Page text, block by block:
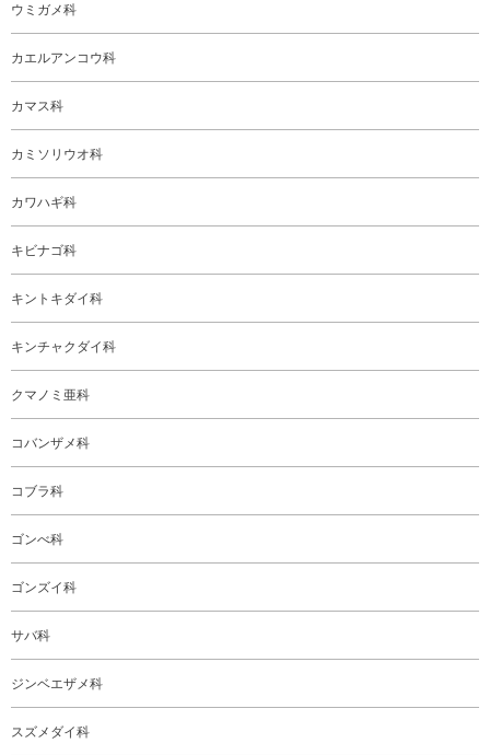
ウミガメ科
カエルアンコウ科
カマス科
カミソリウオ科
カワハギ科
キビナゴ科
キントキダイ科
キンチャクダイ科
クマノミ亜科
コバンザメ科
コブラ科
ゴンべ科
ゴンズイ科
サバ科
ジンベエザメ科
スズメダイ科